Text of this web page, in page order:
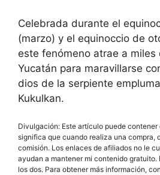
Celebrada durante el
(marzo) y el equinoccio de
este fenómeno atrae a miles
Yucatán para maravillarse
dios de la serpiente
Kukulkan.
Divulgación: Este artículo puede
significa que cuando realiza una compra,
comisión. Los enlaces de afiliados no le
ayudan a mantener mi contenido gratuito.
los dos. Para obtener más información,